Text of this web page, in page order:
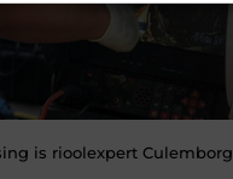
is rioolexpert Culemborg